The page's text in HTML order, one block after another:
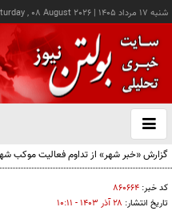
شنبه ۱۷ مرداد ۱۴۰۵ |
, 08 August 2026
باز
و
گزارش «خبر شهر» از تداوم فعالیت موکب
شهرستان شهریار
کد خبر: ۸۶۰۶۶۴
تاریخ انتشار: ۲۸ آذر ۱۴۰۳ - ۱۰:۱۱